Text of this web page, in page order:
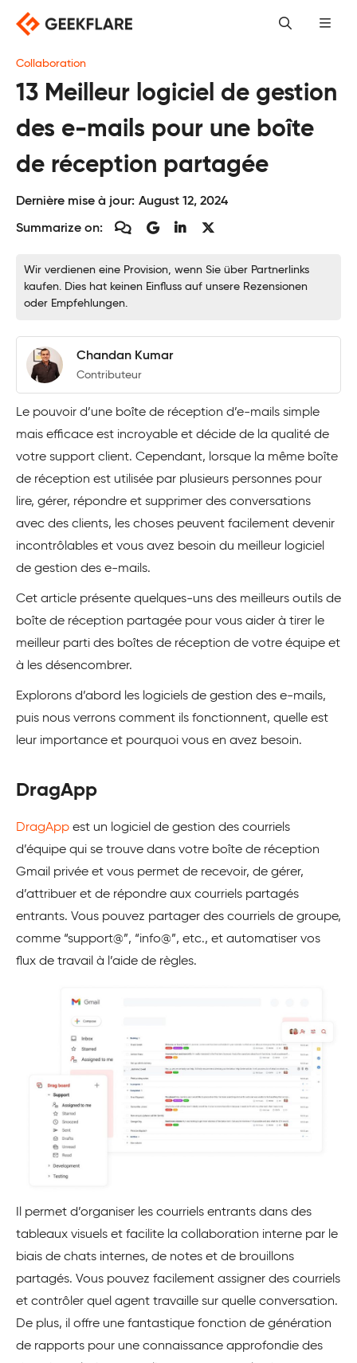
Skip
content
Collaboration
13 Meilleur logiciel de gestion
des e-mails pour une boîte
de réception partagée
Dernière mise à jour: August 12, 2024
Summarize on:
Wir verdienen eine Provision, wenn Sie über Partnerlinks
kaufen. Dies hat keinen Einfluss auf unsere Rezensionen
oder Empfehlungen.
Chandan Kumar
Contributeur
Le pouvoir d’une boîte de réception d’e-mails simple
mais efficace est incroyable et décide de la qualité de
votre support client. Cependant, lorsque la même boîte
de réception est utilisée par plusieurs personnes pour
lire, gérer, répondre et supprimer des conversations
avec des clients, les choses peuvent facilement devenir
incontrôlables et vous avez besoin du meilleur logiciel
de gestion des e-mails.
Cet article présente quelques-uns des meilleurs outils de
boîte de réception partagée pour vous aider à tirer le
meilleur parti des boîtes de réception de votre équipe et
à les désencombrer.
Explorons d’abord les logiciels de gestion des e-mails,
puis nous verrons comment ils fonctionnent, quelle est
leur importance et pourquoi vous en avez besoin.
DragApp
DragApp est un logiciel de gestion des courriels
d’équipe qui se trouve dans votre boîte de réception
Gmail privée et vous permet de recevoir, de gérer,
d’attribuer et de répondre aux courriels partagés
entrants. Vous pouvez partager des courriels de groupe,
comme “support@”, “info@”, etc., et automatiser vos
flux de travail à l’aide de règles.
Il permet d’organiser les courriels entrants dans des
tableaux visuels et facilite la collaboration interne par le
biais de chats internes, de notes et de brouillons
partagés. Vous pouvez facilement assigner des courriels
et contrôler quel agent travaille sur quelle conversation.
De plus, il offre une fantastique fonction de génération
de rapports pour une connaissance approfondie des